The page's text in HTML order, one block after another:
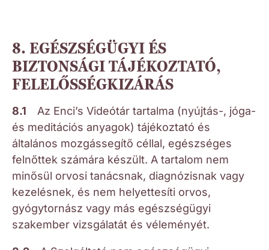
8. EGÉSZSÉGÜGYI ÉS
BIZTONSÁGI TÁJÉKOZTATÓ,
FELELŐSSÉGKIZÁRÁS
8.1 Az Enci’s Videótár tartalma (nyújtás-, jóga-
és meditációs anyagok) tájékoztató és
általános mozgássegítő céllal, egészséges
felnőttek számára készült. A tartalom nem
minősül orvosi tanácsnak, diagnózisnak vagy
kezelésnek, és nem helyettesíti orvos,
gyógytornász vagy más egészségügyi
szakember vizsgálatát és véleményét.